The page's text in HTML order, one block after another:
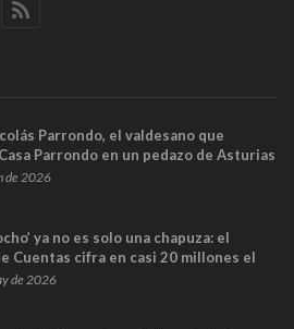
Parrondo, el valdesano que
Parrondo en un pedazo de Asturias
de 2026
ya no es solo una chapuza: el
Cuentas cifra en casi 20 millones el
de los trenes que no cabían por los
de 2026